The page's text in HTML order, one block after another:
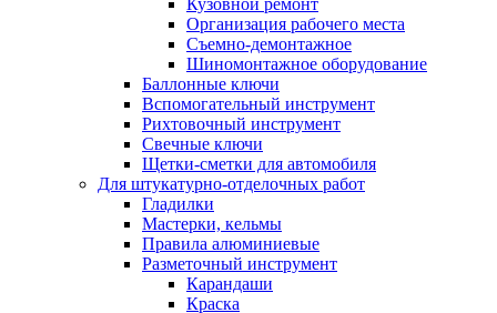
Кузовной ремонт
Организация рабочего места
Съемно-демонтажное
Шиномонтажное оборудование
Баллонные ключи
Вспомогательный инструмент
Рихтовочный инструмент
Свечные ключи
Щетки-сметки для автомобиля
Для штукатурно-отделочных работ
Гладилки
Мастерки, кельмы
Правила алюминиевые
Разметочный инструмент
Карандаши
Краска